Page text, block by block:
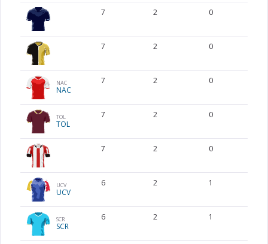
7 2 0
7 2 0
NAC
NAC
7 2 0
TOL
TOL
7 2 0
7 2 0
UCV
UCV
6 2 1
SCR
SCR
6 2 1